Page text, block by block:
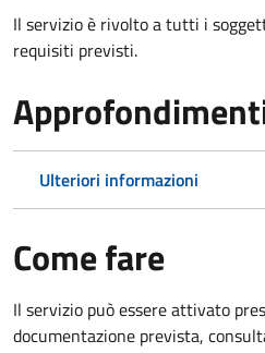
Il servizio è rivolto a tutti i
requisiti previsti.
Ulteriori informazioni
Come fare
Il servizio può essere attivato
documentazione prevista,